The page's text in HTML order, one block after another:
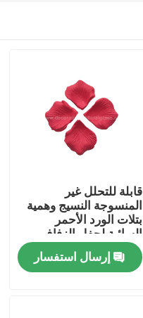
قابلة للتحلل غير
المنسوجة النسيج وهمية
بتلات الورد الأحمر
السائبة لحفل الزفاف
إرسال استفسار